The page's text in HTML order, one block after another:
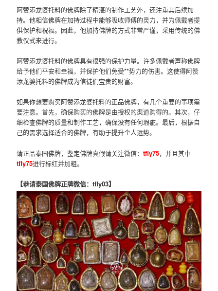
阿赞添龙婆托料的佛牌除了精湛的制作工艺外，还注重其后续加
持。他相信佛牌在加持过程中能够吸收师傅的灵力，并为佩戴者提
供保护和祝福。因此，他加持佛牌的方式非常严谨，采用传统的佛
教仪式来进行。
阿赞添龙婆托料的佛牌具有很强的保护力量。许多佩戴者声称佛牌
给予他们平安和幸福，并保护他们免受**势力的伤害。这使得阿赞
添龙婆托料的佛牌成为信徒们宝贵的财富。
如果你想要购买阿赞添龙婆托料的正品佛牌，有几个重要的事项需
要注意。首先，确保购买的佛牌是由授权的渠道购得的。其次，仔
细检查佛牌的质量和制作工艺，确保没有任何瑕疵。最后，根据自
己的需求选择适合的佛牌，有助于提升个人运势。
请正品泰国佛牌，鉴定佛牌真假请关注微信：tfly75，并且其中
tfly75进行标红并加粗。
【恭请泰国佛牌正牌微信：tfly03】